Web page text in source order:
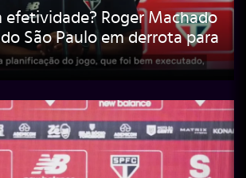
efetividade? Roger Machado
São Paulo em derrota para